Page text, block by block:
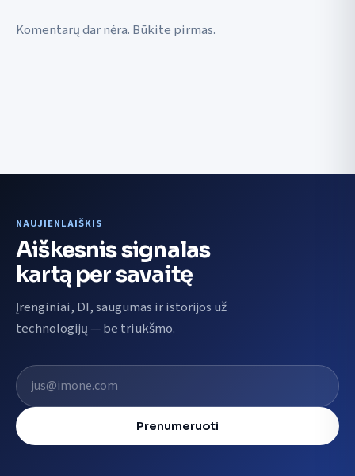
Komentarų dar nėra. Būkite pirmas.
NAUJIENLAIŠKIS
Aiškesnis signalas
kartą per savaitę
Įrenginiai, DI, saugumas ir istorijos už
technologijų — be triukšmo.
El. pašto adresas
Prenumeruoti